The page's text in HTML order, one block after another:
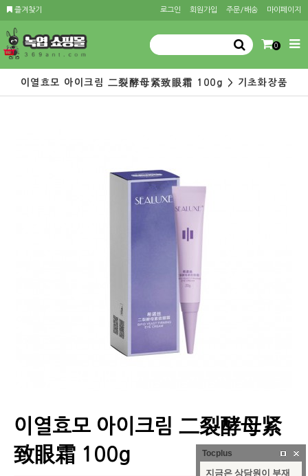
즐겨찾기 로그인 회원가입 주문/배송 마이페이지
0
이열효모 아이크림 二裂酵母紧致眼霜 100g > 기초화장품
이열효모 아이크림 二裂酵母紧
致眼霜 100g
Tocplus